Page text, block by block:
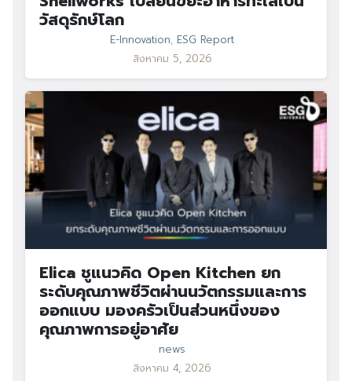
วัสดุรักษ์โลก
E-Innovation, ESG Report
สิงหาคม 5, 2026
Elica ชูแนวคิด Open Kitchen ยก
ระดับคุณภาพชีวิตผ่านนวัตกรรมและการ
ออกแบบ มองครัวเป็นส่วนหนึ่งของ
คุณภาพการอยู่อาศัย
news
สิงหาคม 4, 2026